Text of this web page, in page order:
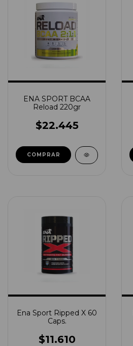
ENA SPORT BCAA
Reload 220gr
$22.445
COMPRAR
Ena Sport Ripped X 60
Caps.
$11.610